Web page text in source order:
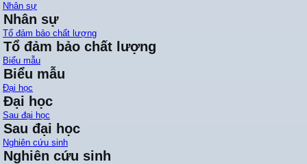
Nhân sự
Nhân sự
Tổ đảm bảo chất lượng
Tổ đảm bảo chất lượng
Biểu mẫu
Biểu mẫu
Đại học
Đại học
Sau đại học
Sau đại học
Nghiên cứu sinh
Nghiên cứu sinh